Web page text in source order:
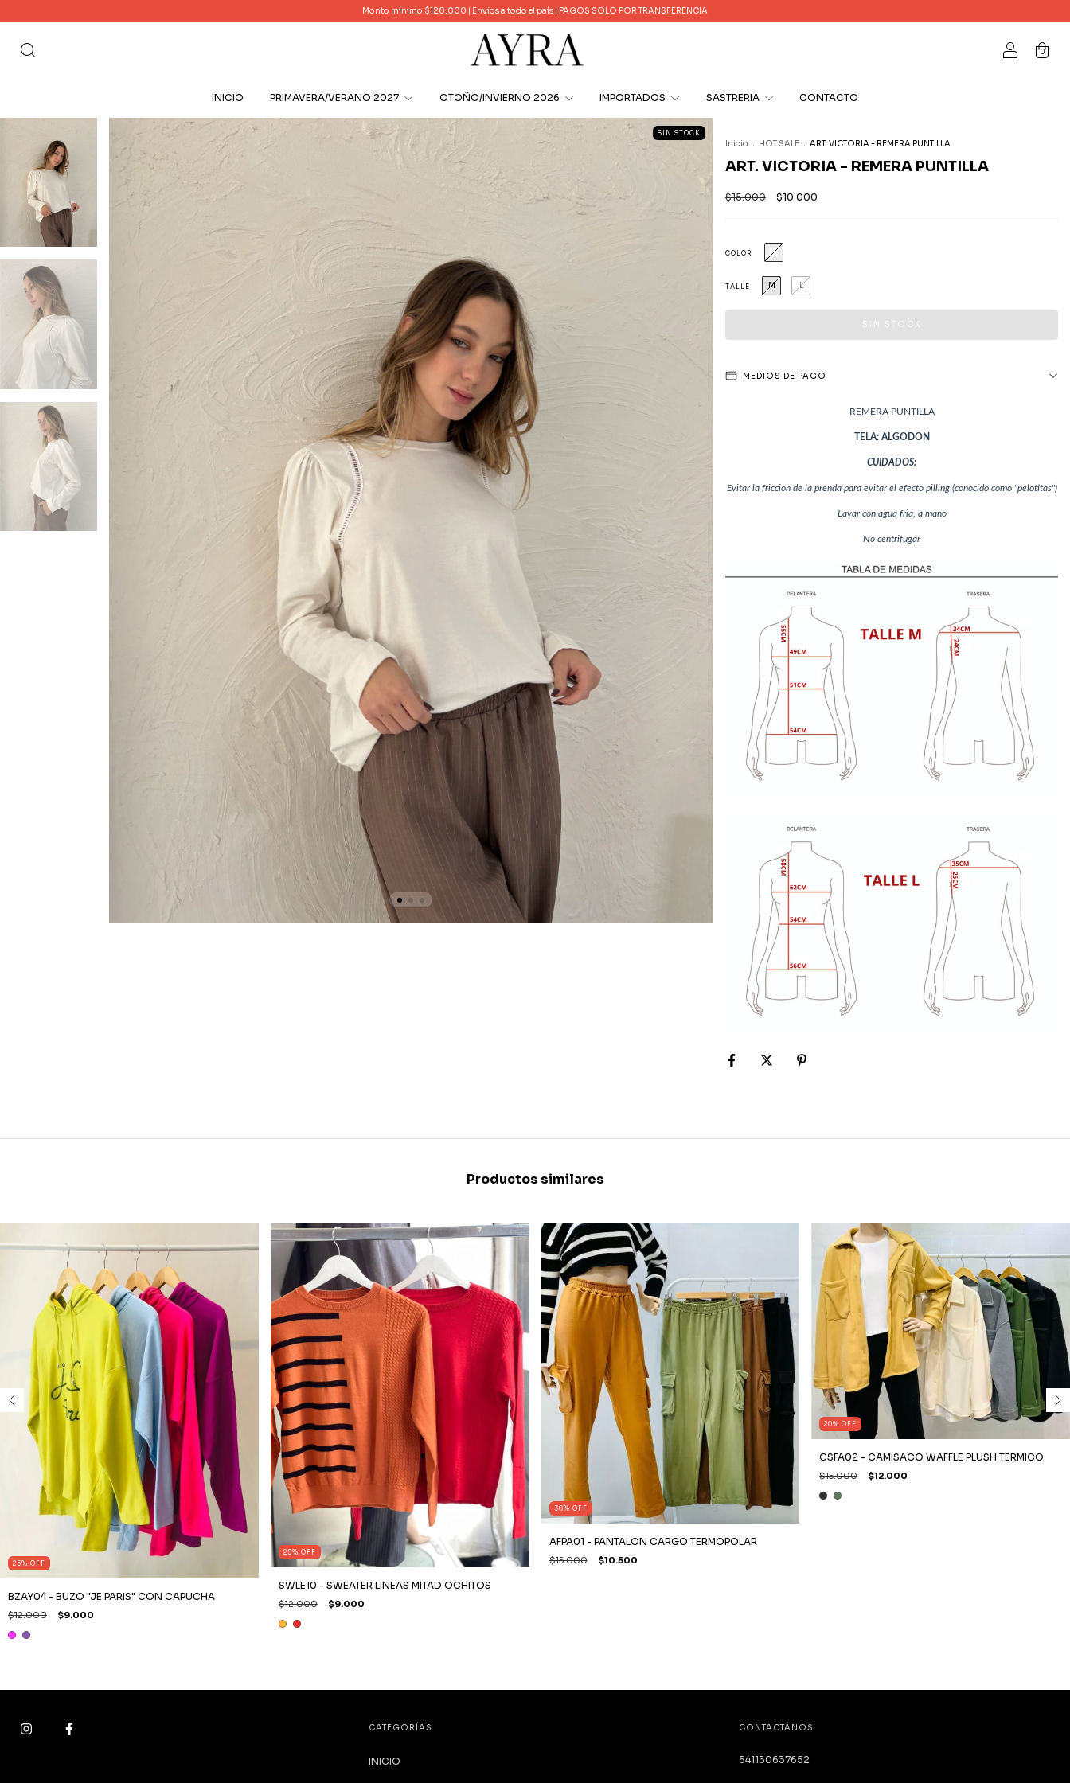
Monto mínimo $120.000 | Envios a todo el país | PAGOS SOLO POR TRANSFERENCIA
0
INICIO PRIMAVERA/VERANO 2027 OTOÑO/INVIERNO 2026 IMPORTADOS SASTRERIA CONTACTO
SIN STOCK
Inicio . HOT SALE . ART. VICTORIA - REMERA PUNTILLA
ART. VICTORIA - REMERA PUNTILLA
$15.000 $10.000
COLOR
TALLE M L
MEDIOS DE PAGO
REMERA PUNTILLA
TELA: ALGODON
CUIDADOS:
Evitar la friccion de la prenda para evitar el efecto pilling (conocido como "pelotitas")
Lavar con agua fria, a mano
No centrifugar
Productos similares
25% OFF
BZAY04 - BUZO "JE PARIS" CON CAPUCHA
$12.000 $9.000
25% OFF
SWLE10 - SWEATER LINEAS MITAD OCHITOS
$12.000 $9.000
30% OFF
AFPA01 - PANTALON CARGO TERMOPOLAR
$15.000 $10.500
20%OFF
CSFA02 - CAMISACO WAFFLE PLUSH TERMICO
$15.000 $12.000
CATEGORÍAS
INICIO
CONTACTÁNOS
541130637652